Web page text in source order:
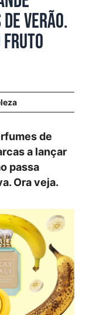
verão.
fruto
de
a lançar
passa
Ora veja.